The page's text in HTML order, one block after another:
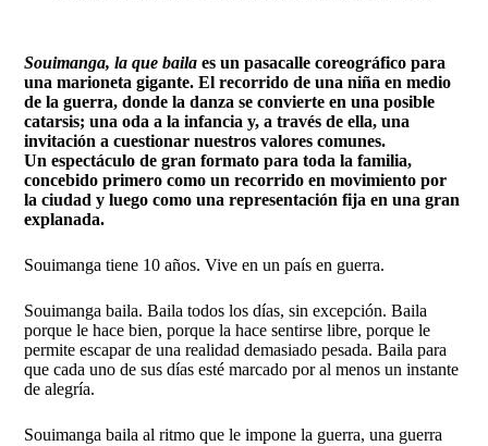
Souimanga, la que baila es un pasacalle coreográfico para
una marioneta gigante. El recorrido de una niña en medio
de la guerra, donde la danza se convierte en una posible
catarsis; una oda a la infancia y, a través de ella, una
invitación a cuestionar nuestros valores comunes.
Un espectáculo de gran formato para toda la familia,
concebido primero como un recorrido en movimiento por
la ciudad y luego como una representación fija en una gran
explanada.
Souimanga tiene 10 años. Vive en un país en guerra.
Souimanga baila. Baila todos los días, sin excepción. Baila
porque le hace bien, porque la hace sentirse libre, porque le
permite escapar de una realidad demasiado pesada. Baila para
que cada uno de sus días esté marcado por al menos un instante
de alegría.
Souimanga baila al ritmo que le impone la guerra, una guerra